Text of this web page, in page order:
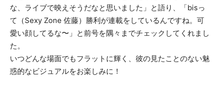
な、ライブで映えそうだなと思いました」と語り、「bisっ
て（Sexy Zone 佐藤）勝利が連載をしているんですね。可
愛い顔してるな〜」と前号を隅々までチェックしてくれまし
た。
いつどんな場面でもフラットに輝く、彼の見たことのない魅
惑的なビジュアルをお楽しみに！